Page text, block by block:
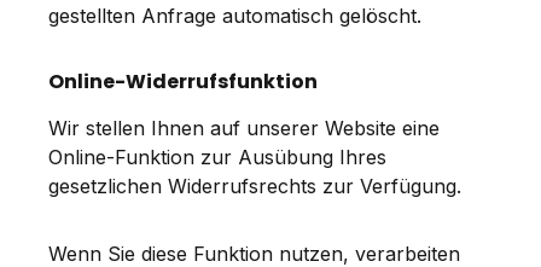
gestellten Anfrage automatisch gelöscht.
Online-Widerrufsfunktion
Wir stellen Ihnen auf unserer Website eine
Online-Funktion zur Ausübung Ihres
gesetzlichen Widerrufsrechts zur Verfügung.
Wenn Sie diese Funktion nutzen, verarbeiten